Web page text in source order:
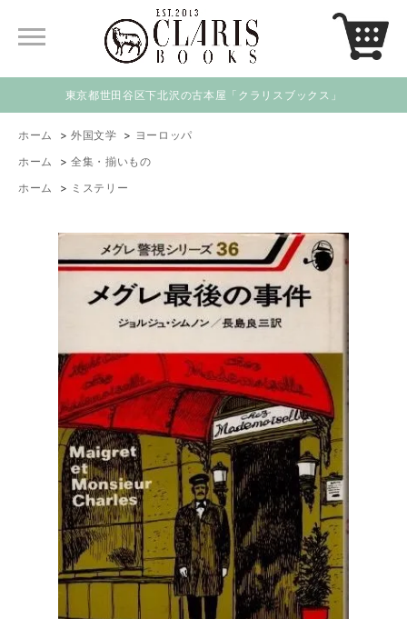
東京都世田谷区下北沢の古本屋「クラリスブックス」
ホーム > 外国文学 > ヨーロッパ
ホーム
> 全集・揃いもの
ホーム
> ミステリー